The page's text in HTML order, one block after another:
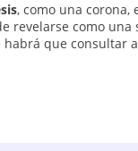
, como una corona,
revelarse como
que